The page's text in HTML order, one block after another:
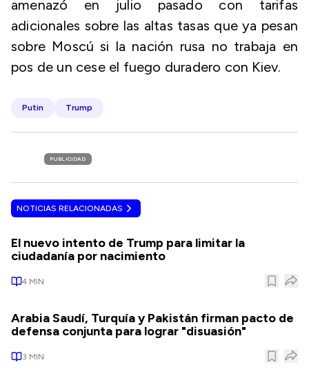
amenazó en julio pasado con tarifas
adicionales sobre las altas tasas que ya pesan
sobre Moscú si la nación rusa no trabaja en
pos de un cese el fuego duradero con Kiev.
Putin Trump
PUBLICIDAD
NOTICIAS RELACIONADAS
El nuevo intento de Trump para limitar la
ciudadanía por nacimiento
4 MIN
Arabia Saudí, Turquía y Pakistán firman pacto de
defensa conjunta para lograr "disuasión"
3 MIN